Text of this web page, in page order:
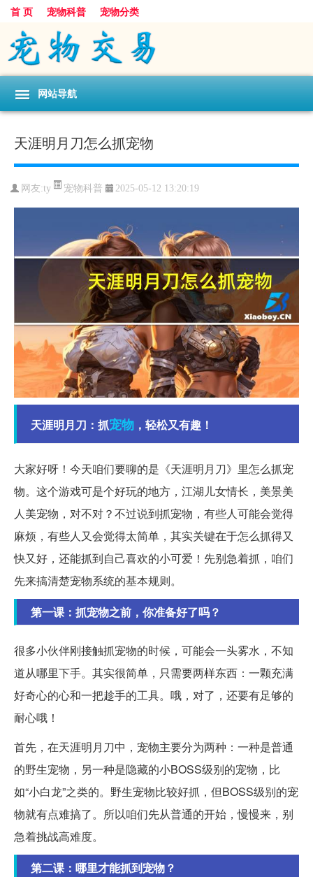
首 页 宠物科普 宠物分类
网站导航
天涯明月刀怎么抓宠物
网友:ty 宠物科普 2025-05-12 13:20:19
天涯明月刀：抓宠物 ，轻松又有趣！
大家好呀！今天咱们要聊的是《天涯明月刀》里怎么抓宠
物。这个游戏可是个好玩的地方，江湖儿女情长，美景美
人美宠物，对不对？不过说到抓宠物，有些人可能会觉得
麻烦，有些人又会觉得太简单，其实关键在于怎么抓得又
快又好，还能抓到自己喜欢的小可爱！先别急着抓，咱们
先来搞清楚宠物系统的基本规则。
第一课：抓宠物之前，你准备好了吗？
很多小伙伴刚接触抓宠物的时候，可能会一头雾水，不知
道从哪里下手。其实很简单，只需要两样东西：一颗充满
好奇心的心和一把趁手的工具。哦，对了，还要有足够的
耐心哦！
首先，在天涯明月刀中，宠物主要分为两种：一种是普通
的野生宠物，另一种是隐藏的小BOSS级别的宠物，比
如“小白龙”之类的。野生宠物比较好抓，但BOSS级别的宠
物就有点难搞了。所以咱们先从普通的开始，慢慢来，别
急着挑战高难度。
第二课：哪里才能抓到宠物？